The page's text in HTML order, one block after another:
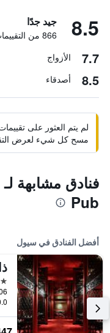
8.5 جيد جدًا
866 من التقييمات تم التحقق منها
7.7 الأزواج
8.5 أصدقاء
لم يتم العثور على
مسح كل شيء لعرض
Pub
أفضل الفنادق في سيول
5 نجوم
0.0 كيلومتر